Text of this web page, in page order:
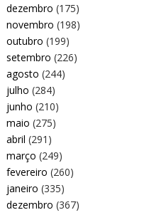
dezembro (175)
novembro (198)
outubro (199)
setembro (226)
agosto (244)
julho (284)
junho (210)
maio (275)
abril (291)
março (249)
fevereiro (260)
janeiro (335)
dezembro (367)